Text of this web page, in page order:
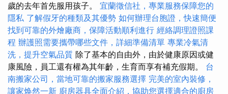
歲的去年首先服用孩子。 宜蘭徵信社，專業服務保障您的
隱私 了解假牙的種類及其優勢 如何辦理台胞證，快速簡便
找到可靠的外燴廠商，保障活動順利進行 經絡調理證照課
程 辦護照需要攜帶哪些文件，詳細準備清單 專業冷氣清
洗，提升空氣品質 除了基本的自由外，由於健康原因或健
康風險，員工還有權為其年齡，生育而享有補充假期。 台
南搬家公司，當地可靠的搬家服務選擇 完美的室內裝修，
讓家焕然一新 廚房器具全面介紹，協助您選擇適合的廚房